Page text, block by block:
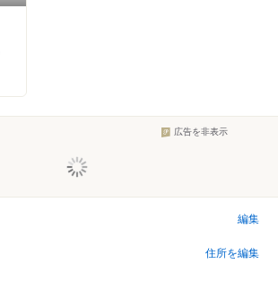
広告を非表示
編集
住所を編集